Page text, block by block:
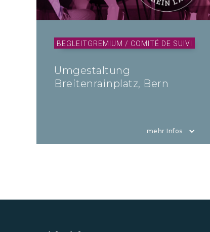
BEGLEITGREMIUM / COMITÉ DE SUIVI
Umgestaltung
Breitenrainplatz, Bern
mehr Infos